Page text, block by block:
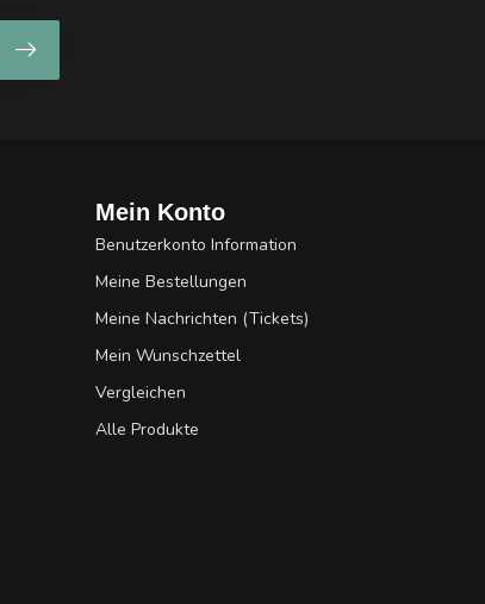
Mein Konto
Benutzerkonto Information
Meine Bestellungen
Meine Nachrichten (Tickets)
Mein Wunschzettel
Vergleichen
Alle Produkte